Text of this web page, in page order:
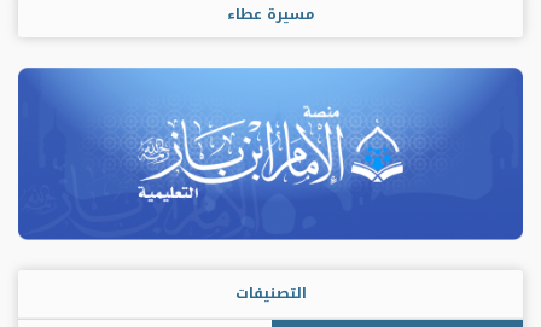
مسيرة عطاء
التصنيفات